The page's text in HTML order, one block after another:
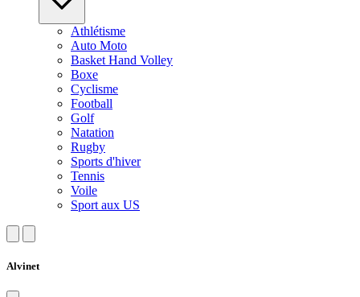
Athlétisme
Auto Moto
Basket Hand Volley
Boxe
Cyclisme
Football
Golf
Natation
Rugby
Sports d'hiver
Tennis
Voile
Sport aux US
Alvinet